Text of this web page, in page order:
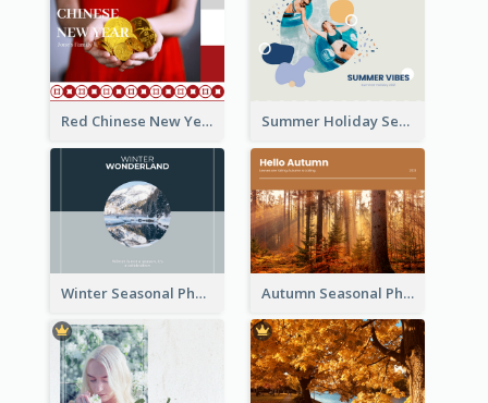
Red Chinese New Year Seasonal Photo Book Summer Holiday Seasonal Photo Book
Winter Seasonal Photo Book Autumn Seasonal Photo Book